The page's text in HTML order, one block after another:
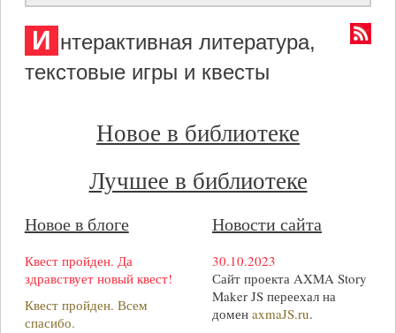
И нтерактивная литература,
текстовые игры и квесты
Новое в библиотеке
Лучшее в библиотеке
Новое в блоге
Квест пройден. Да
здравствует новый квест!
Квест пройден. Всем
спасибо.
Новости сайта
30.10.2023
Сайт проекта AXMA Story
Maker JS переехал на
домен axmaJS.ru.